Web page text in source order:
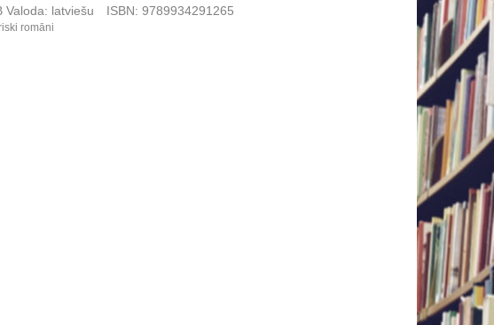
Valoda: latviešu ISBN: 9789934291265
romāni